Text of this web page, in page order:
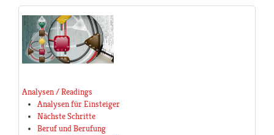
Analysen / Readings
Analysen für Einsteiger
Nächste Schritte
Beruf und Berufung